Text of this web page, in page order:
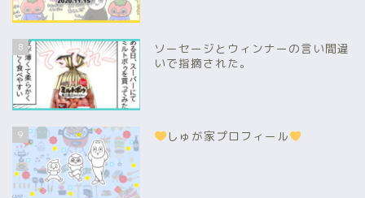
8
ソーセージとウィンナーの言い間違
いで指摘された。
9 しゅが家プロフィール